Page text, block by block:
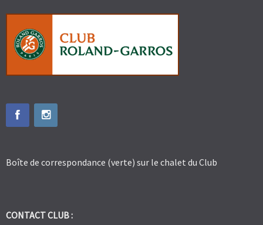
Boîte de correspondance (verte) sur le chalet du Club
CONTACT CLUB :